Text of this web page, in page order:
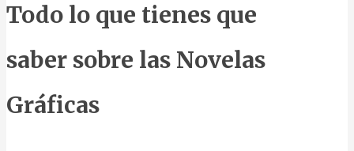
Todo lo que tienes que
saber sobre las Novelas
Gráficas